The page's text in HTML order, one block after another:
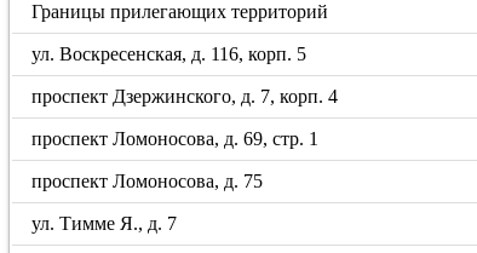
Границы прилегающих территорий
ул. Воскресенская, д. 116, корп. 5
проспект Дзержинского, д. 7, корп. 4
проспект Ломоносова, д. 69, стр. 1
проспект Ломоносова, д. 75
ул. Тимме Я., д. 7